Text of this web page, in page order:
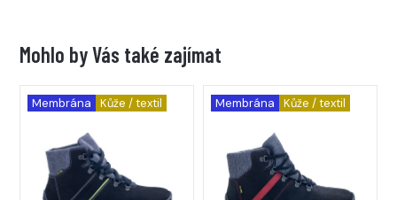
Mohlo by Vás také zajímat
Membrána Kůže / textil Membrána Kůže / textil